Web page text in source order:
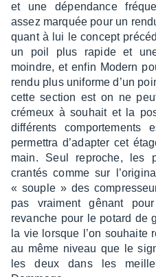
et une dépen­dance
assez marquée pour un
quant à lui le concept
un poil plus rapide et
moindre, et enfin Modern
rendu plus uniforme d’un
cette section est on ne
crémeux à souhait et la
diffé­rents
permet­tra d’adap­ter cet
main. Seul reproche, les
cran­tés comme sur
« souple » des
pas vrai­ment gênant
revanche pour le potard de
la vie lorsque l’on souhaite
au même niveau que le
les deux dans les